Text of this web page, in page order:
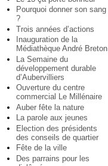
Pourquoi donner son sang
?
Trois années d’actions
Inauguration de la
Médiathèque André Breton
La Semaine du
développement durable
d’Aubervilliers
Ouverture du centre
commercial Le Millénaire
Auber fête la nature
La parole aux jeunes
Election des présidents
des conseils de quartier
Fête de la ville
Des parrains pour les